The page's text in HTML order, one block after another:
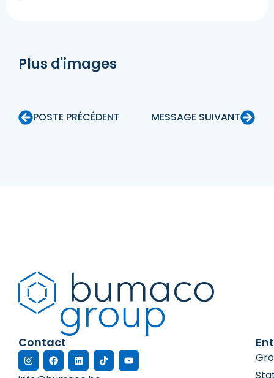
Plus d'images
POSTE PRÉCÉDENT MESSAGE SUIVANT
Contact